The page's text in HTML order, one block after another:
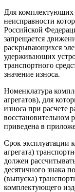
Для комплектующих
неисправности
Российской
запрещается
раскрывающихся
удерживающих
транспортного
значение износа.
Номенклатура
агрегатов), для
износа при расчете
восстановительном
приведена в
Срок эксплуатации
агрегата)
должен
десятичного знака
(выпуска)
комплектующего